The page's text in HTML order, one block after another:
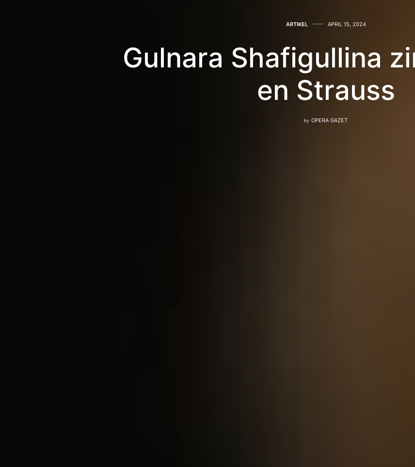
ARTIKEL APRIL 15, 2024
Gulnara Shafigullina
en Strauss
by OPERA GAZET